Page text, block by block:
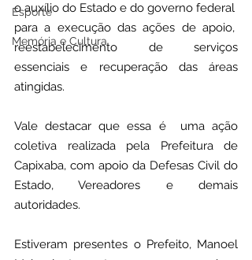
Esporte
Memória e Cultura
o auxílio do Estado e do governo federal
para a execução das ações de apoio,
reestabelecimento de serviços
essenciais e recuperação das áreas
atingidas.
Vale destacar que essa é  uma ação
coletiva realizada pela Prefeitura de
Capixaba, com apoio da Defesas Civil do
Estado, Vereadores e demais
autoridades.
Estiveram presentes o Prefeito, Manoel